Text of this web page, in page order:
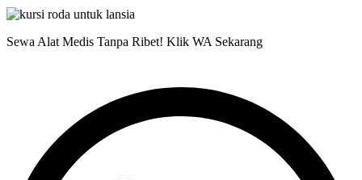
Sewa Alat Medis Tanpa Ribet! Klik WA Sekarang